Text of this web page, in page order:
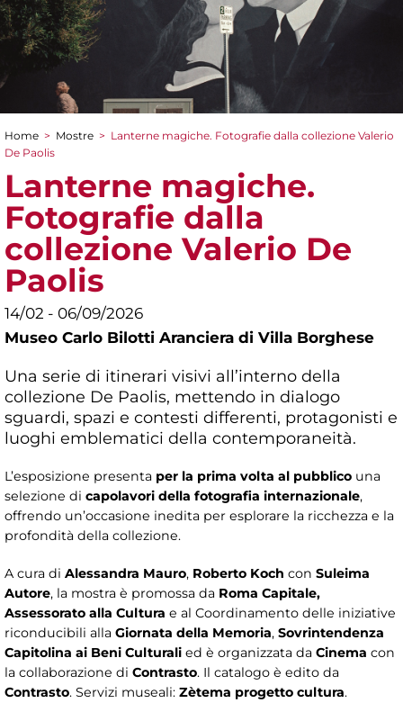
Tu sei qui
Home > Mostre > Lanterne magiche. Fotografie dalla collezione Valerio
De Paolis
Lanterne magiche.
Fotografie dalla
collezione Valerio De
Paolis
14/02 - 06/09/2026
Museo Carlo Bilotti Aranciera di Villa Borghese
Una serie di itinerari visivi all’interno della
collezione De Paolis, mettendo in dialogo
sguardi, spazi e contesti differenti, protagonisti e
luoghi emblematici della contemporaneità.
L’esposizione presenta per la prima volta al pubblico una
selezione di capolavori della fotografia internazionale,
offrendo un’occasione inedita per esplorare la ricchezza e la
profondità della collezione.
A cura di Alessandra Mauro, Roberto Koch con Suleima
Autore, la mostra è promossa da Roma Capitale,
Assessorato alla Cultura e al Coordinamento delle iniziative
riconducibili alla Giornata della Memoria, Sovrintendenza
Capitolina ai Beni Culturali ed è organizzata da Cinema con
la collaborazione di Contrasto. Il catalogo è edito da
Contrasto. Servizi museali: Zètema progetto cultura.